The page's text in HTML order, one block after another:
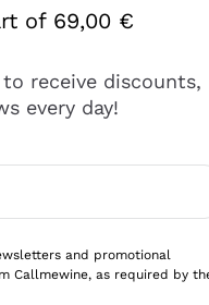
di prezzo. Le
of 69,00 €
receive discounts,
every day!
and promotional
Callmewine, as required by